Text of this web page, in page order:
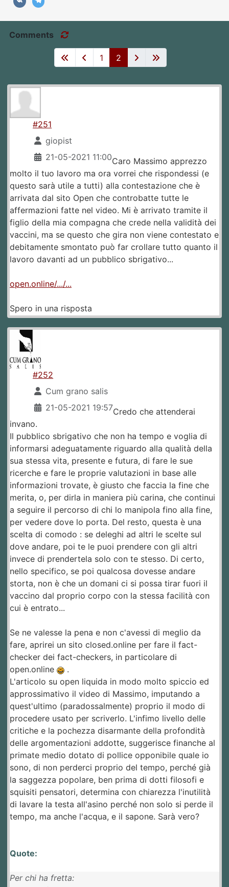
Comments
1 2
#251
giopist
21-05-2021 11:00Caro Massimo apprezzo
molto il tuo lavoro ma ora vorrei che rispondessi (e
questo sarà utile a tutti) alla contestazione che è
arrivata dal sito Open che controbatte tutte le
affermazioni fatte nel video. Mi è arrivato tramite il
figlio della mia compagna che crede nella validità dei
vaccini, ma se questo che gira non viene contestato e
debitamente smontato può far crollare tutto quanto il
lavoro davanti ad un pubblico sbrigativo...
open.online/.../...
Spero in una risposta
#252
Cum grano salis
21-05-2021 19:57Credo che attenderai
invano.
Il pubblico sbrigativo che non ha tempo e voglia di
informarsi adeguatamente riguardo alla qualità della
sua stessa vita, presente e futura, di fare le sue
ricerche e fare le proprie valutazioni in base alle
informazioni trovate, è giusto che faccia la fine che
merita, o, per dirla in maniera più carina, che continui
a seguire il percorso di chi lo manipola fino alla fine,
per vedere dove lo porta. Del resto, questa è una
scelta di comodo : se deleghi ad altri le scelte sul
dove andare, poi te le puoi prendere con gli altri
invece di prendertela solo con te stesso. Di certo,
nello specifico, se poi qualcosa dovesse andare
storta, non è che un domani ci si possa tirar fuori il
vaccino dal proprio corpo con la stessa facilità con
cui è entrato...
Se ne valesse la pena e non c'avessi di meglio da
fare, aprirei un sito closed.online per fare il fact-
checker dei fact-checkers, in particolare di
open.online
.
L'articolo su open liquida in modo molto spiccio ed
approssimativo il video di Massimo, imputando a
quest'ultimo (paradossalmente) proprio il modo di
procedere usato per scriverlo. L'infimo livello delle
critiche e la pochezza disarmante della profondità
delle argomentazioni addotte, suggerisce finanche al
primate medio dotato di pollice opponibile quale io
sono, di non perderci proprio del tempo, perché già
la saggezza popolare, ben prima di dotti filosofi e
squisiti pensatori, determina con chiarezza l'inutilità
di lavare la testa all'asino perché non solo si perde il
tempo, ma anche l'acqua, e il sapone. Sarà vero?
Quote:
Per chi ha fretta: